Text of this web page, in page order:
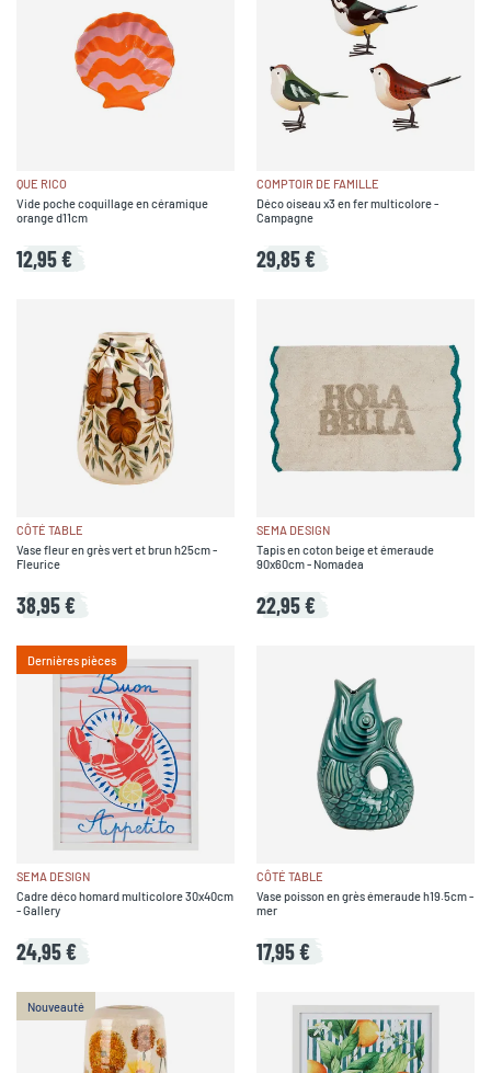
QUE RICO
Vide poche coquillage en céramique
orange d11cm
12,95 €
COMPTOIR DE FAMILLE
Déco oiseau x3 en fer multicolore -
Campagne
29,85 €
CÔTÉ TABLE
Vase fleur en grès vert et brun h25cm -
Fleurice
38,95 €
SEMA DESIGN
Tapis en coton beige et émeraude
90x60cm - Nomadea
22,95 €
Dernières pièces
SEMA DESIGN
Cadre déco homard multicolore 30x40cm
- Gallery
24,95 €
CÔTÉ TABLE
Vase poisson en grès émeraude h19.5cm -
mer
17,95 €
Nouveauté